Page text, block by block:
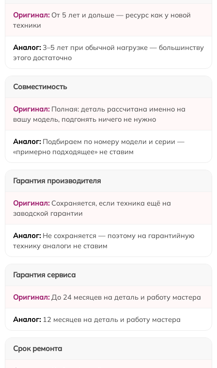
От 5 лет и дольше — ресурс как у новой
техники
3–5 лет при обычной нагрузке — большинству
этого достаточно
Совместимость
Полная: деталь рассчитана именно на
вашу модель, подгонять ничего не нужно
Подбираем по номеру модели и серии —
«примерно подходящее» не ставим
Гарантия производителя
Сохраняется, если техника ещё на
заводской гарантии
Не сохраняется — поэтому на гарантийную
технику аналоги не ставим
Гарантия сервиса
До 24 месяцев на деталь и работу мастера
12 месяцев на деталь и работу мастера
Срок ремонта